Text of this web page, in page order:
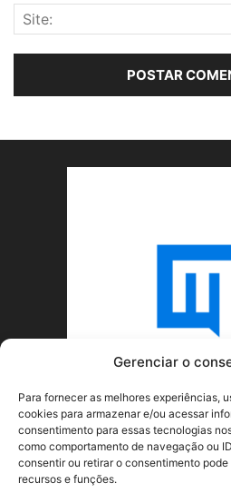
Gerenciar o
Para fornecer as melhores experiências,
cookies para armazenar e/ou acessar
consentimento para essas tecnologias
como comportamento de navegação ou
consentir ou retirar o consentimento
recursos e funções.